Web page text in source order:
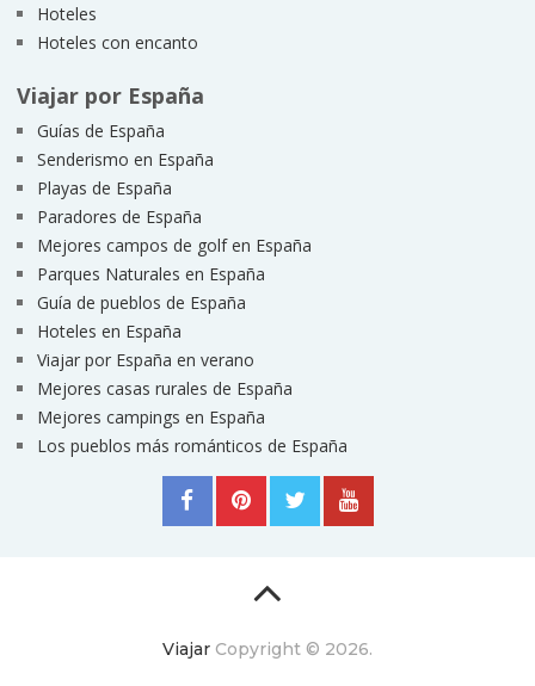
Hoteles
Hoteles con encanto
Viajar por España
Guías de España
Senderismo en España
Playas de España
Paradores de España
Mejores campos de golf en España
Parques Naturales en España
Guía de pueblos de España
Hoteles en España
Viajar por España en verano
Mejores casas rurales de España
Mejores campings en España
Los pueblos más románticos de España
Viajar Copyright © 2026.